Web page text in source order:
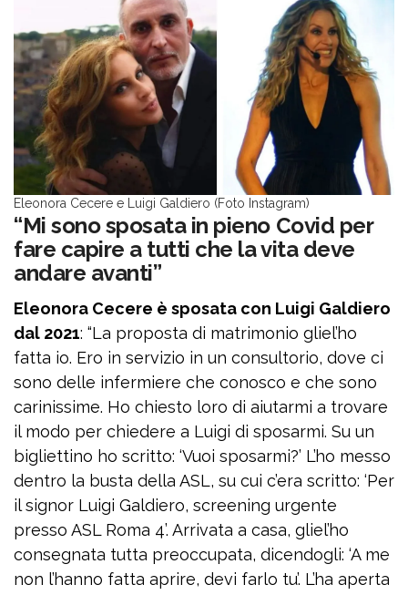
Eleonora Cecere e Luigi Galdiero (Foto Instagram)
“Mi sono sposata in pieno Covid per
fare capire a tutti che la vita deve
andare avanti”
Eleonora Cecere è sposata con Luigi Galdiero
dal 2021: “La proposta di matrimonio gliel’ho
fatta io. Ero in servizio in un consultorio, dove ci
sono delle infermiere che conosco e che sono
carinissime. Ho chiesto loro di aiutarmi a trovare
il modo per chiedere a Luigi di sposarmi. Su un
bigliettino ho scritto: ‘Vuoi sposarmi?’ L’ho messo
dentro la busta della ASL, su cui c’era scritto: ‘Per
il signor Luigi Galdiero, screening urgente
presso ASL Roma 4’. Arrivata a casa, gliel’ho
consegnata tutta preoccupata, dicendogli: ‘A me
non l’hanno fatta aprire, devi farlo tu’. L’ha aperta